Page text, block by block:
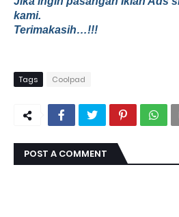
kami.
Terimakasih…!!!
Tags Coolpad
POST A COMMENT